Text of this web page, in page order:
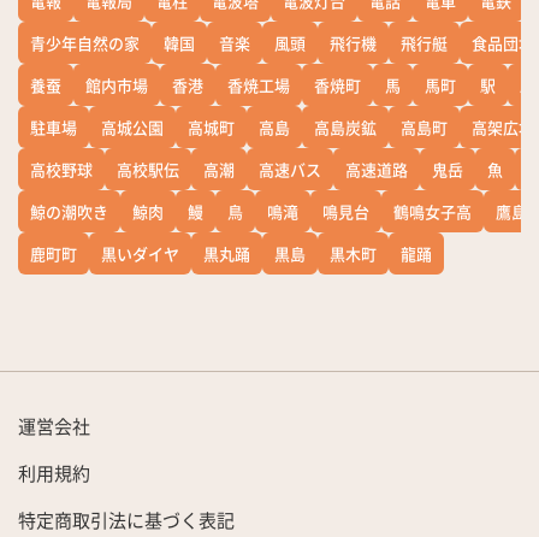
青少年自然の家
韓国 音楽 風頭 飛行機 飛行艇
食品団地
養蚕
館内市場 香港 香焼工場 香焼町 馬 馬町 駅
駐車場
高城公園 高城町 高島 高島炭鉱 高島町
高架広場
高校野球
高校駅伝 高潮 高速バス 高速道路 鬼岳 魚
鯨の潮吹き
鯨肉 鰻 鳥 鳴滝 鳴見台 鶴鳴女子高
鷹島
鹿町町
黒いダイヤ 黒丸踊 黒島 黒木町 龍踊
運営会社
利用規約
特定商取引法に基づく表記